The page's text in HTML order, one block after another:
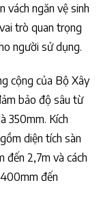
vách ngăn vệ sinh
trò quan trọng
người sử dụng.
cộng của Bộ Xây
bảo độ sâu từ
350mm. Kích
diện tích sàn
đến 2,7m và cách
đến